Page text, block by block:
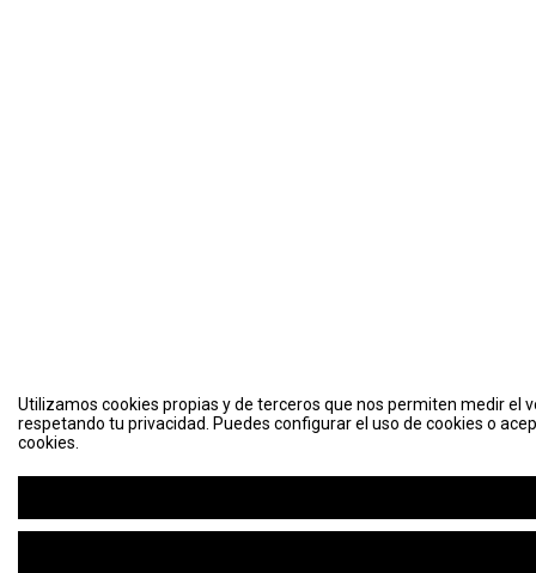
Utilizamos cookies propias y de terceros que nos permiten medir el
respetando tu privacidad. Puedes configurar el uso de cookies o
cookies.